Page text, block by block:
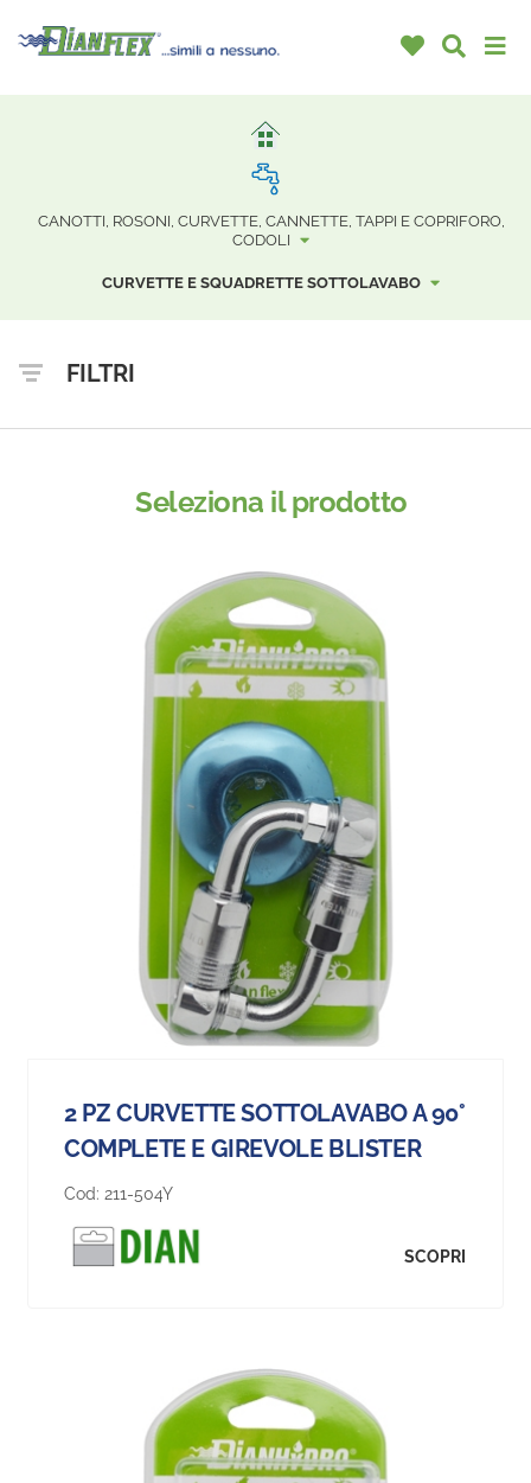
CANOTTI, ROSONI, CURVETTE, CANNETTE, TAPPI E COPRIFORO,
CODOLI
CURVETTE E SQUADRETTE SOTTOLAVABO
FILTRI
Seleziona il prodotto
2 PZ CURVETTE SOTTOLAVABO A 90°
COMPLETE E GIREVOLE BLISTER
Cod: 211-504Y
SCOPRI